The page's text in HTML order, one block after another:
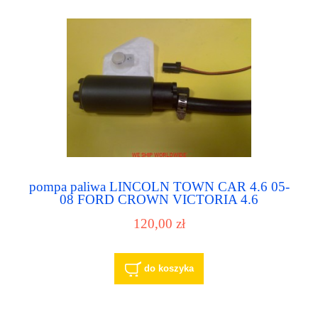
pompa paliwa LINCOLN TOWN CAR 4.6 05-
08 FORD CROWN VICTORIA 4.6
120,00 zł
do koszyka